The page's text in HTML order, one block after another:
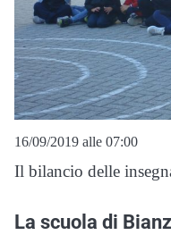
16/09/2019 alle 07:00
Il bilancio delle
La scuola di